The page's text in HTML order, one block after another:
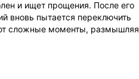
и ищет прощения. После его
вновь пытается переключить
сложные моменты, размышляя